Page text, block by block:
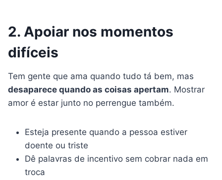
2. Apoiar nos momentos
difíceis
Tem gente que ama quando tudo tá bem, mas
desaparece quando as coisas apertam. Mostrar
amor é estar junto no perrengue também.
Esteja presente quando a pessoa estiver
doente ou triste
Dê palavras de incentivo sem cobrar nada em
troca